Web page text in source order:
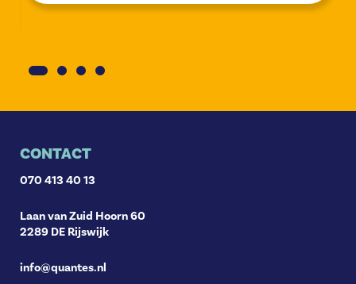
CONTACT
070 413 40 13
Laan van Zuid Hoorn 60
2289 DE Rijswijk
info@quantes.nl